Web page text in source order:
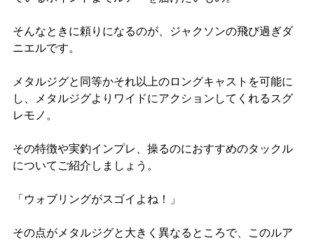
そんなときに頼りになるのが、ジャクソンの飛び過ぎダ
ニエルです。
メタルジグと同等かそれ以上のロングキャストを可能に
し、メタルジグよりワイドにアクションしてくれるスグ
レモノ。
その特徴や実釣インプレ、操るのにおすすめのタックル
についてご紹介しましょう。
「ウォブリングがスゴイよね！」
その点がメタルジグと大きく異なるところで、このルア